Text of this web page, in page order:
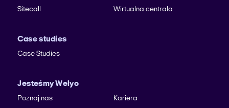
Sitecall
Wirtualna centrala
Case studies
Case Studies
Jesteśmy Welyo
Poznaj nas
Kariera